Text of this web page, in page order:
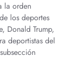
la orden
los deportes
Donald Trump,
deportistas del